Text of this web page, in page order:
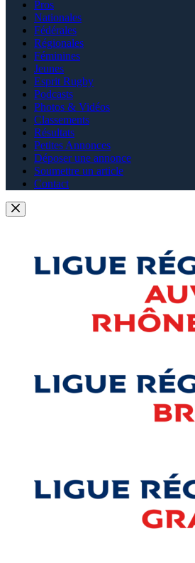
Pros
Nationales
Fédérales
Régionales
Féminines
Jeunes
Esprit Rugby
Podcasts
Photos & Vidéos
Classements
Résultats
Petites Annonces
Déposer une annonce
Soumettre un article
Contact